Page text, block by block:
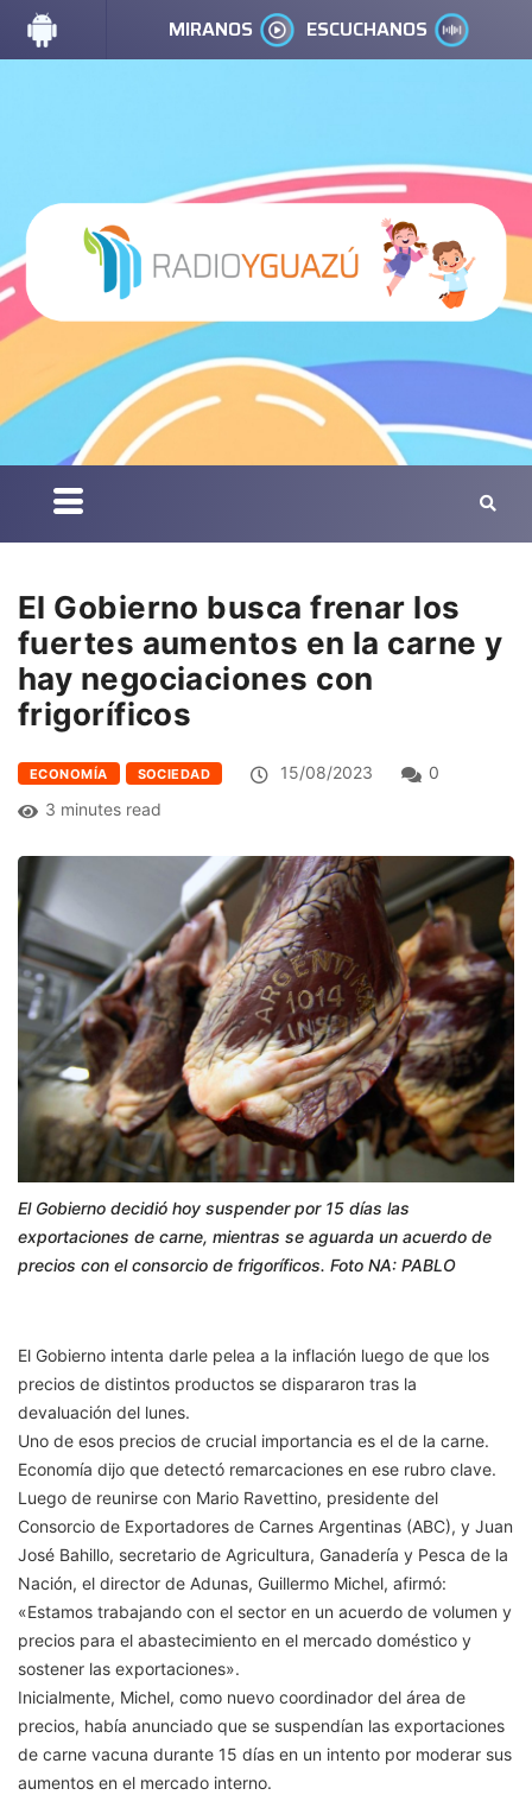
MIRANOS ESCUCHANOS
El Gobierno busca frenar los
fuertes aumentos en la carne y
hay negociaciones con
frigoríficos
ECONOMÍA SOCIEDAD 15/08/2023
0
3 minutes read
El Gobierno decidió hoy suspender por 15 días las
exportaciones de carne, mientras se aguarda un acuerdo de
precios con el consorcio de frigoríficos. Foto NA: PABLO
El Gobierno intenta darle pelea a la inflación luego de que los
precios de distintos productos se dispararon tras la
devaluación del lunes.
Uno de esos precios de crucial importancia es el de la carne.
Economía dijo que detectó remarcaciones en ese rubro clave.
Luego de reunirse con Mario Ravettino, presidente del
Consorcio de Exportadores de Carnes Argentinas (ABC), y Juan
José Bahillo, secretario de Agricultura, Ganadería y Pesca de la
Nación, el director de Adunas, Guillermo Michel, afirmó:
«Estamos trabajando con el sector en un acuerdo de volumen y
precios para el abastecimiento en el mercado doméstico y
sostener las exportaciones».
Inicialmente, Michel, como nuevo coordinador del área de
precios, había anunciado que se suspendían las exportaciones
de carne vacuna durante 15 días en un intento por moderar sus
aumentos en el mercado interno.